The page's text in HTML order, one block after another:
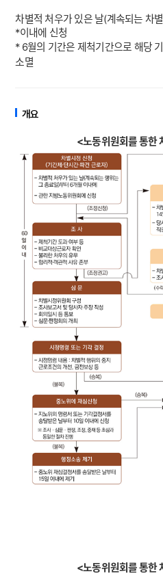
차별적 처우가 있은 날(계속되는 차
*이내에 신청
* 6월의 기간은 제척기간으로 해당
소멸
개요
<노동위원회를 통한
<노동위원회를 통한